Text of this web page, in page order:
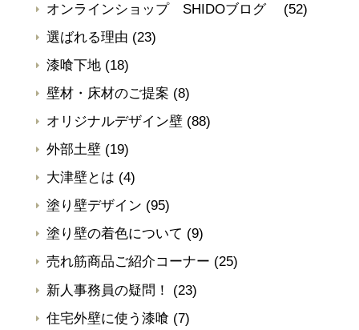
オンラインショップ SHIDOブログ
(52)
選ばれる理由 (23)
漆喰下地 (18)
壁材・床材のご提案 (8)
オリジナルデザイン壁 (88)
外部土壁 (19)
大津壁とは (4)
塗り壁デザイン (95)
塗り壁の着色について (9)
売れ筋商品ご紹介コーナー (25)
新人事務員の疑問！
(23)
住宅外壁に使う漆喰 (7)